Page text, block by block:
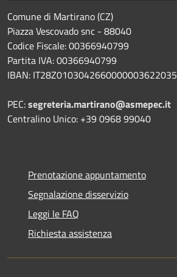
Comune di Martirano (CZ)
Piazza Vescovado snc - 88040
Codice Fiscale: 00366940799
Partita IVA: 00366940799
IBAN: IT28Z0103042660000003622035
PEC:segreteria.martirano@asmepec.it
Centralino Unico: +39 0968 99040
Prenotazione appuntamento
Segnalazione disservizio
Leggi le FAQ
Richiesta assistenza